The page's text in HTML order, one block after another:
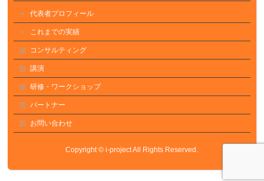
代表者プロフィール
これまでの実績
コンサルティング
講演
研修・ワークショップ
パートナー
お問い合わせ
Copyright ©i-projectAll Rights Reserved.